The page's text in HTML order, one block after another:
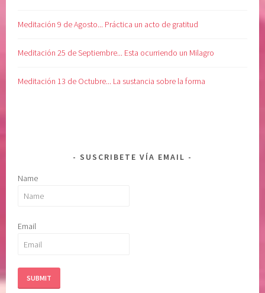
Meditación 9 de Agosto... Práctica un acto de gratitud
Meditación 25 de Septiembre... Esta ocurriendo un Milagro
Meditación 13 de Octubre... La sustancia sobre la forma
SUSCRIBETE VÍA EMAIL
Name
Email